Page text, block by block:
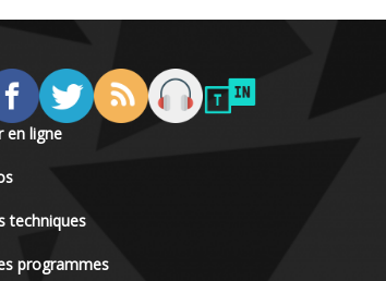
en ligne
techniques
programmes